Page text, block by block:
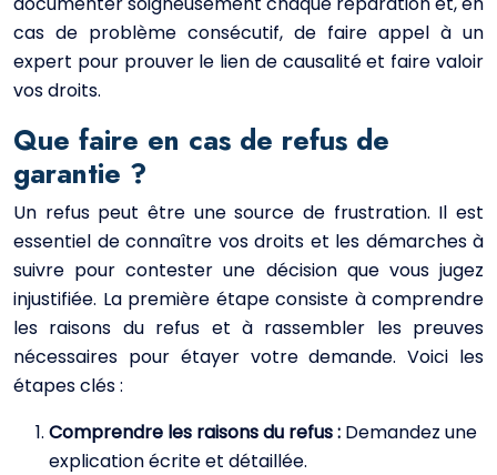
cas de problème consécutif, de faire appel à un
expert pour prouver le lien de causalité et faire valoir
vos droits.
Que faire en cas de refus de
garantie ?
Un refus peut être une source de frustration. Il est
essentiel de connaître vos droits et les démarches à
suivre pour contester une décision que vous jugez
injustifiée. La première étape consiste à comprendre
les raisons du refus et à rassembler les preuves
nécessaires pour étayer votre demande. Voici les
étapes clés :
Comprendre les raisons du refus : Demandez une
explication écrite et détaillée.